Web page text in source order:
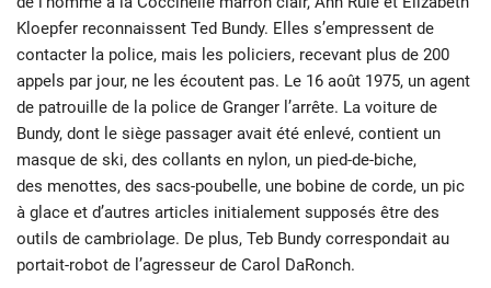
Kloepfer reconnaissent Ted Bundy. Elles s’empressent de
contacter la police, mais les policiers, recevant plus de 200
appels par jour, ne les écoutent pas. Le 16 août 1975, un agent
de patrouille de la police de Granger l’arrête. La voiture de
Bundy, dont le siège passager avait été enlevé, contient un
masque de ski, des collants en nylon, un pied-de-biche,
des menottes, des sacs-poubelle, une bobine de corde, un pic
à glace et d’autres articles initialement supposés être des
outils de cambriolage. De plus, Teb Bundy correspondait au
portait-robot de l’agresseur de Carol DaRonch.